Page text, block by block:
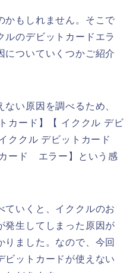
かもしれません。そこで
ルのデビットカードエラ
についていくつかご紹介
い原因を調べるため、
カード】【 イククル デビ
ククル デビットカード
ード エラー】という感
ていくと、イククルのお
発生してしまった原因が
りました。なので、今回
ビットカードが使えない